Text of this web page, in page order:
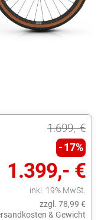
1.699,- €
17%
1.399,- €
inkl. 19% MwSt.
zzgl. 78,99 €
& Gewicht